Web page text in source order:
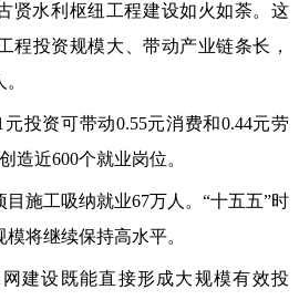
水利枢纽工程建设如火如荼。这
程投资规模大、带动产业链条长，
资可带动0.55元消费和0.44元劳
造近600个就业岗位。
工吸纳就业67万人。“十五五”时
将继续保持高水平。
设既能直接形成大规模有效投